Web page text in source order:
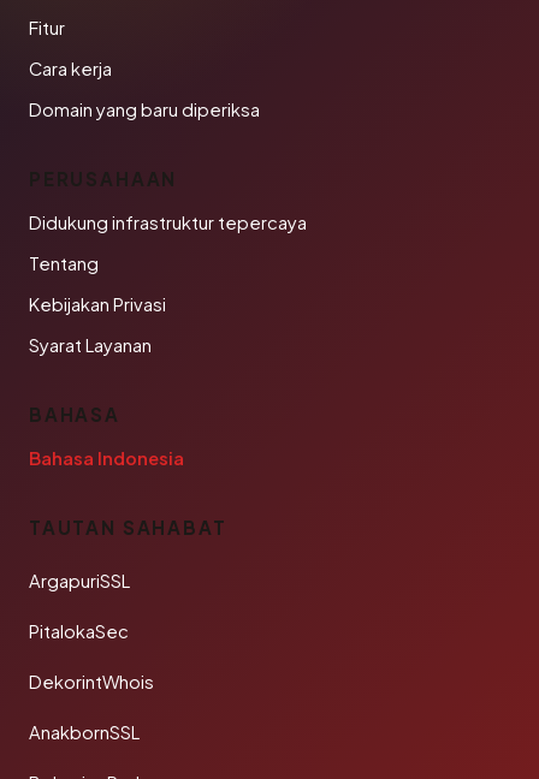
Fitur
Cara kerja
Domain yang baru diperiksa
PERUSAHAAN
Didukung infrastruktur tepercaya
Tentang
Kebijakan Privasi
Syarat Layanan
BAHASA
Bahasa Indonesia
TAUTAN SAHABAT
ArgapuriSSL
PitalokaSec
DekorintWhois
AnakbornSSL